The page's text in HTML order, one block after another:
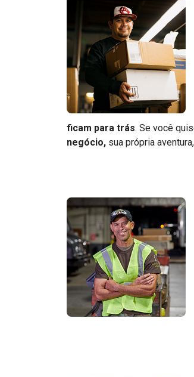
ficam para trás. Se você
negócio, sua própria aventura,